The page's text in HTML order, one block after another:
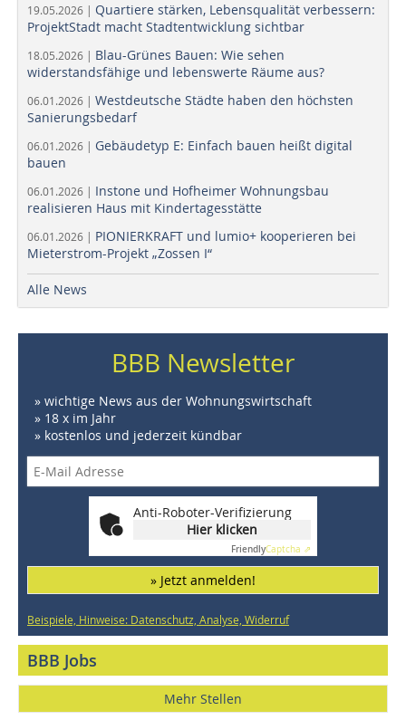
19.05.2026 | Quartiere stärken, Lebensqualität verbessern:
ProjektStadt macht Stadtentwicklung sichtbar
18.05.2026 | Blau-Grünes Bauen: Wie sehen
widerstandsfähige und lebenswerte Räume aus?
06.01.2026 | Westdeutsche Städte haben den höchsten
Sanierungsbedarf
06.01.2026 | Gebäudetyp E: Einfach bauen heißt digital
bauen
06.01.2026 | Instone und Hofheimer Wohnungsbau
realisieren Haus mit Kindertagesstätte
06.01.2026 | PIONIERKRAFT und lumio+ kooperieren bei
Mieterstrom-Projekt „Zossen I“
Alle News
BBB Newsletter
» wichtige News aus der Wohnungswirtschaft
» 18 x im Jahr
» kostenlos und jederzeit kündbar
Anti-Roboter-Verifizierung
Hier klicken
FriendlyCaptcha ⇗
» Jetzt anmelden!
Beispiele, Hinweise: Datenschutz, Analyse, Widerruf
BBB Jobs
Mehr Stellen